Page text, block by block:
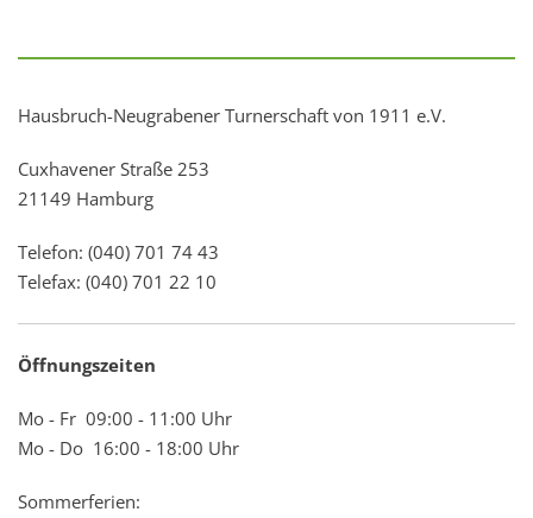
Hausbruch-Neugrabener Turnerschaft von 1911 e.V.
Cuxhavener Straße 253
21149 Hamburg
Telefon: (040) 701 74 43
Telefax: (040) 701 22 10
Öffnungszeiten
Mo - Fr 09:00 - 11:00 Uhr
Mo - Do 16:00 - 18:00 Uhr
Sommerferien: